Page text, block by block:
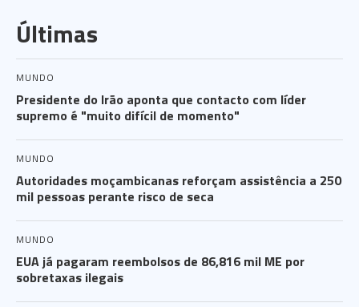
Últimas
MUNDO
Presidente do Irão aponta que contacto com líder
supremo é "muito difícil de momento"
MUNDO
Autoridades moçambicanas reforçam assistência a 250
mil pessoas perante risco de seca
MUNDO
EUA já pagaram reembolsos de 86,816 mil ME por
sobretaxas ilegais